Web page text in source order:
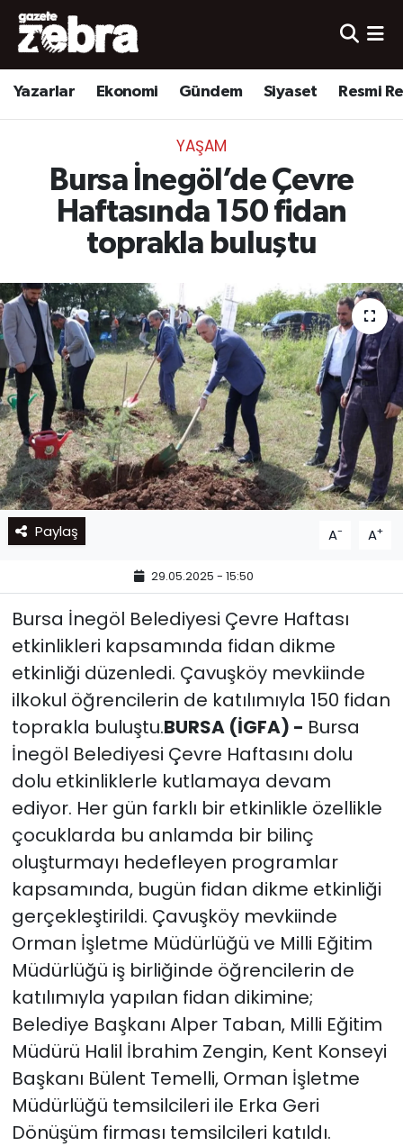
Yazarlar Ekonomi Gündem Siyaset Resmi
YAŞAM
Bursa İnegöl’de Çevre
Haftasında 150 fidan
toprakla buluştu
Paylaş A- A+
29.05.2025 - 15:50
Bursa İnegöl Belediyesi Çevre Haftası
etkinlikleri kapsamında fidan dikme
etkinliği düzenledi. Çavuşköy mevkiinde
ilkokul öğrencilerin de katılımıyla 150 fidan
toprakla buluştu.BURSA (İGFA) - Bursa
İnegöl Belediyesi Çevre Haftasını dolu
dolu etkinliklerle kutlamaya devam
ediyor. Her gün farklı bir etkinlikle özellikle
çocuklarda bu anlamda bir bilinç
oluşturmayı hedefleyen programlar
kapsamında, bugün fidan dikme etkinliği
gerçekleştirildi. Çavuşköy mevkiinde
Orman İşletme Müdürlüğü ve Milli Eğitim
Müdürlüğü iş birliğinde öğrencilerin de
katılımıyla yapılan fidan dikimine;
Belediye Başkanı Alper Taban, Milli Eğitim
Müdürü Halil İbrahim Zengin, Kent Konseyi
Başkanı Bülent Temelli, Orman İşletme
Müdürlüğü temsilcileri ile Erka Geri
Dönüşüm firması temsilcileri katıldı.
Yazarlar
Ekonomi
Kültür-Sanat
Yerel
Spor
Nöbetçi Eczaneler
Hava Durumu
Trafik Durumu
Süper Lig Puan Durumu ve Fikstür
Tüm Manşetler
Son Dakika Haberleri
Haber Arşivi